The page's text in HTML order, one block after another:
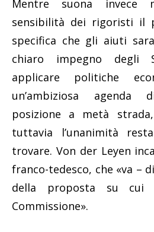
Mentre suona invece
sensibilità dei rigoristi il
specifica che gli aiuti
chiaro impegno degli
applicare politiche
un’ambiziosa
posizione a metà
tuttavia l’unanimità
trovare. Von der Leyen
franco-tedesco, che «va –
della proposta su cui
Commissione».